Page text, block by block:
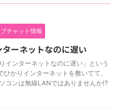
チャット情報
ーネットなのに遅い
インターネットなのに遅い」という
かりインターネットを敷いてて、
コンは無線LANではありませんか!?